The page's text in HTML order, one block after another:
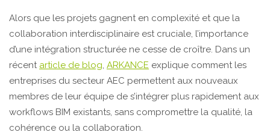
Alors que les projets gagnent en complexité et que la
collaboration interdisciplinaire est cruciale, l’importance
d’une intégration structurée ne cesse de croître. Dans un
récent article de blog, ARKANCE explique comment les
entreprises du secteur AEC permettent aux nouveaux
membres de leur équipe de s’intégrer plus rapidement aux
workflows BIM existants, sans compromettre la qualité, la
cohérence ou la collaboration.